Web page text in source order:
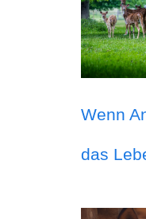
Wenn
das